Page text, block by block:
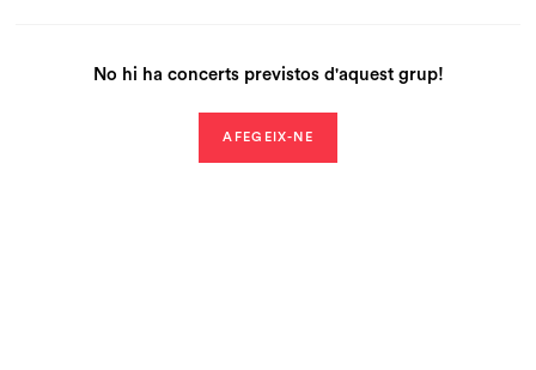
No hi ha concerts previstos d'aquest grup!
AFEGEIX-NE